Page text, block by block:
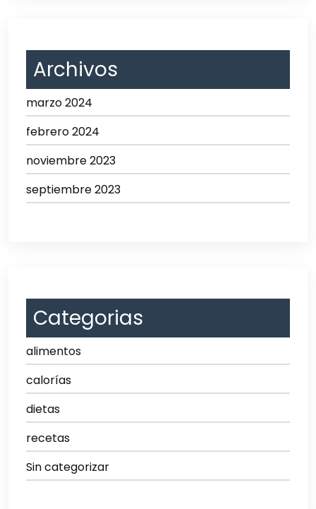
Archivos
marzo 2024
febrero 2024
noviembre 2023
septiembre 2023
Categorias
alimentos
calorías
dietas
recetas
Sin categorizar